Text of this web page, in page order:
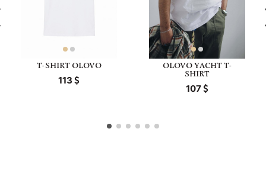
T-SHIRT OLOVO
113
OLOVO YACHT T-
SHIRT
107